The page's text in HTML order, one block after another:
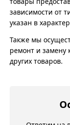
зависимости от
указан в
Также мы
ремонт и замену
других товаров.